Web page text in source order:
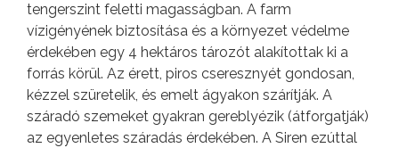
tengerszint feletti magasságban. A farm
vízigényének biztosítása és a környezet védelme
érdekében egy 4 hektáros tározót alakítottak ki a
forrás körül. Az érett, piros cseresznyét gondosan,
kézzel szüretelik, és emelt ágyakon szárítják. A
száradó szemeket gyakran gereblyézik (átforgatják)
az egyenletes száradás érdekében. A Siren ezúttal